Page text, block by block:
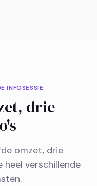
INFOSESSIE
drie
omzet, drie
verschillende